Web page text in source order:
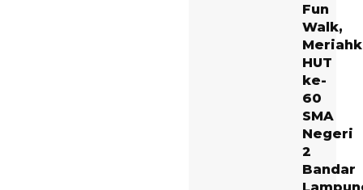
Fun
Walk,
HUT
ke-
60
SMA
Negeri
2
Bandar